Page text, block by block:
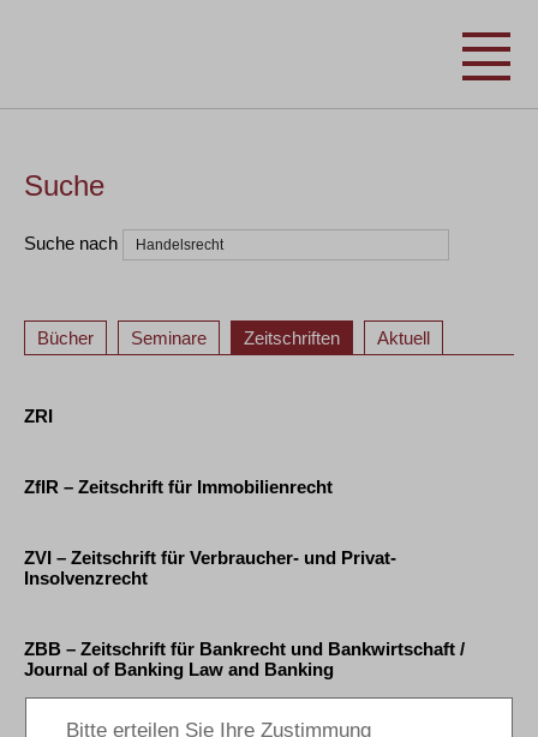
Suche
Suche nach
Bücher Seminare Zeitschriften Aktuell
ZRI
ZfIR – Zeitschrift für Immobilienrecht
ZVI – Zeitschrift für Verbraucher- und Privat-
Insolvenzrecht
ZBB – Zeitschrift für Bankrecht und Bankwirtschaft /
Journal of Banking Law and Banking
1 2 3